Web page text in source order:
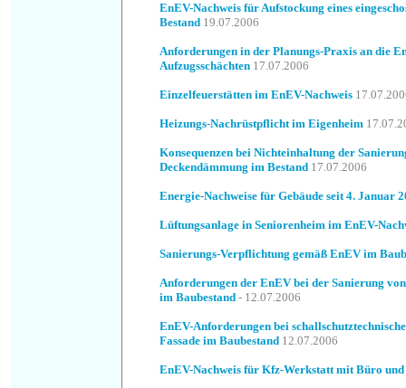
EnEV-Nachweis für Aufstockung eines
Bestand 19.07.2006
Anforderungen in der Planungs-Praxis an die
Aufzugsschächten 17.07.2006
Einzelfeuerstätten im EnEV-Nachweis
Heizungs-Nachrüstpflicht im Eigenheim
Konsequenzen bei Nichteinhaltung der
Deckendämmung im Bestand 17.07.2006
Energie-Nachweise für Gebäude seit 4. Januar
Lüftungsanlage in Seniorenheim im EnEV-
Sanierungs-Verpflichtung gemäß EnEV im
Anforderungen der EnEV bei der Sanierung
im Baubestand - 12.07.2006
EnEV-Anforderungen bei
Fassade im Baubestand 12.07.2006
EnEV-Nachweis für Kfz-Werkstatt mit Büro und